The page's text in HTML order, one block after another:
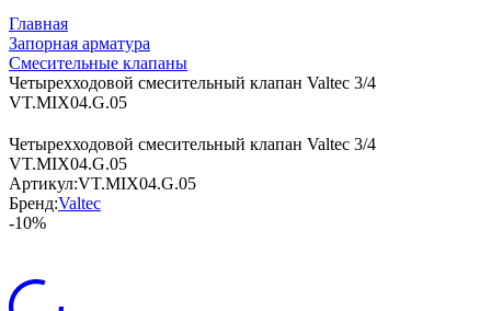
Главная
Запорная арматура
Смесительные клапаны
Четырехходовой смесительный клапан Valtec 3/4
VT.MIX04.G.05
Четырехходовой смесительный клапан Valtec 3/4
VT.MIX04.G.05
Артикул:VT.MIX04.G.05
Бренд:Valtec
-10%